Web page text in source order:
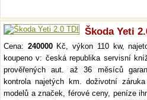
Škoda Yeti
Cena: 240000Kč, výkon 110 kw,
koupeno v: česká republika servisní
prověřených aut. až 36 měsíců
kontrola najetých km. doživotní
modelů a značek, férové ceny, peníze